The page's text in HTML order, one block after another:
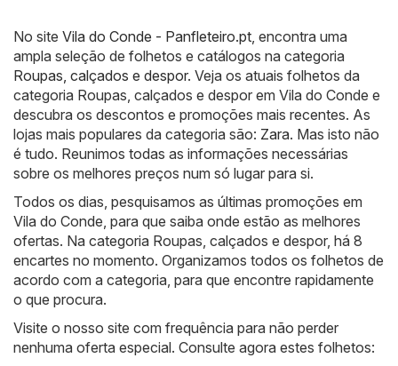
No site Vila do Conde - Panfleteiro.pt, encontra uma
ampla seleção de folhetos e catálogos na categoria
Roupas, calçados e despor. Veja os atuais folhetos da
categoria Roupas, calçados e despor em Vila do Conde e
descubra os descontos e promoções mais recentes. As
lojas mais populares da categoria são: Zara. Mas isto não
é tudo. Reunimos todas as informações necessárias
sobre os melhores preços num só lugar para si.
Todos os dias, pesquisamos as últimas promoções em
Vila do Conde, para que saiba onde estão as melhores
ofertas. Na categoria Roupas, calçados e despor, há 8
encartes no momento. Organizamos todos os folhetos de
acordo com a categoria, para que encontre rapidamente
o que procura.
Visite o nosso site com frequência para não perder
nenhuma oferta especial. Consulte agora estes folhetos: